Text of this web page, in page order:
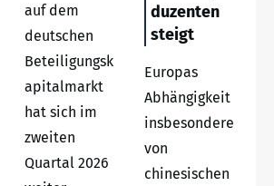
auf dem
deutschen
Beteiligungsk
apitalmarkt
hat sich im
zweiten
Quartal 2026
duzenten
steigt
Europas
Abhängigkeit
insbesondere
von
chinesischen